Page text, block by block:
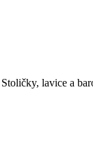
lavice a